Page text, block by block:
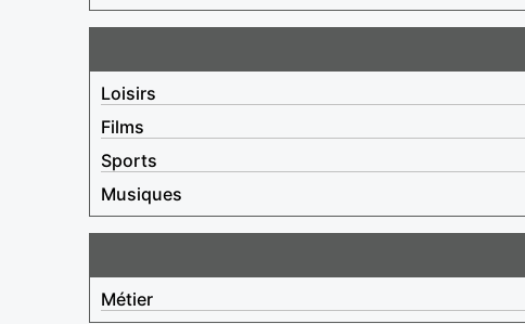
Loisirs
Films
Sports
Musiques
Métier